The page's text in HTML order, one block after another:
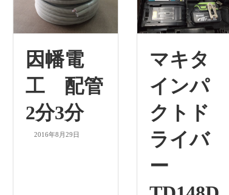
因幡電
工 配管
2分3分
2016年8月29日
マキタ
インパ
クトド
ライバ
ー